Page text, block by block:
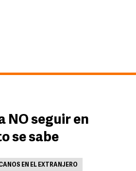
NO seguir en
se sabe
EN EL EXTRANJERO